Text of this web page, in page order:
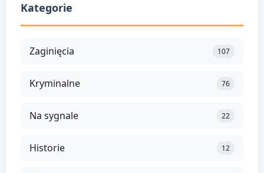
Kategorie
Zaginięcia 107
Kryminalne 76
Na sygnale 22
Historie 12